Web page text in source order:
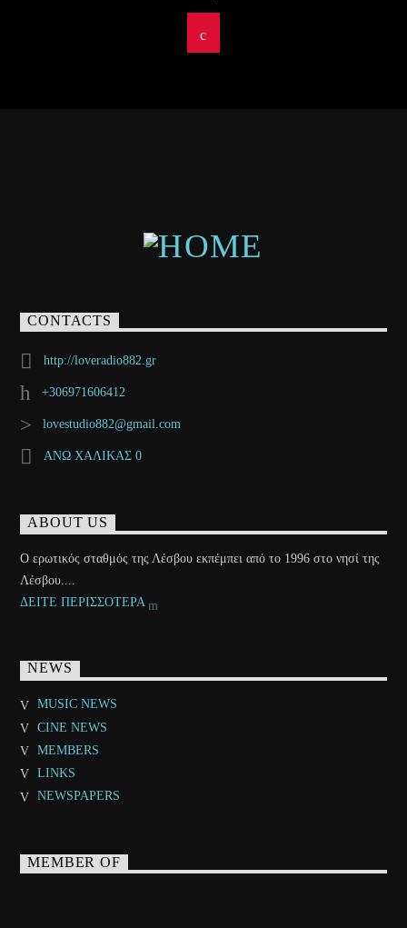
CONTACTS
http://loveradio882.gr
+306971606412
lovestudio882@gmail.com
ΑΝΩ ΧΑΛΙΚΑΣ 0
ABOUT US
Ο ερωτικός σταθμός της Λέσβου εκπέμπει από το 1996 στο νησί της
Λέσβου....
ΔΕΙΤΕ ΠΕΡΙΣΣΟΤΕΡΑ
NEWS
MUSIC NEWS
CINE NEWS
MEMBERS
LINKS
NEWSPAPERS
MEMBER OF